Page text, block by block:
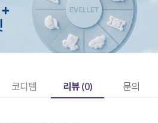
코디템 리뷰 (0) 문의